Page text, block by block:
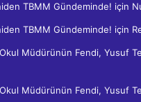
TBMM Gündeminde! için
TBMM Gündeminde! için
Müdürünün Fendi, Yusuf
Müdürünün Fendi, Yusuf